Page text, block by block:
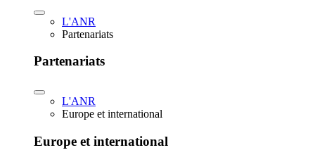
L'ANR
Partenariats
Partenariats
L'ANR
Europe et international
Europe et international